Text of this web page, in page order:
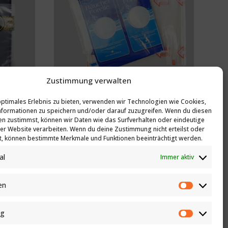
Zustimmung verwalten
Erlebnis zu bieten, verwenden wir Technologien wie Cookies,
zu speichern und/oder darauf zuzugreifen. Wenn du diesen
zustimmst, können wir Daten wie das Surfverhalten oder eindeutige
Website verarbeiten. Wenn du deine Zustimmung nicht erteilst oder
können bestimmte Merkmale und Funktionen beeinträchtigt werden.
Immer aktiv
bleiben
Marke
Flach- und Tiefziehfolien
flexible Verpackungslösungen, die sich
ideal für die Formgebung und den
gewährleisten dabei höchste Qualität